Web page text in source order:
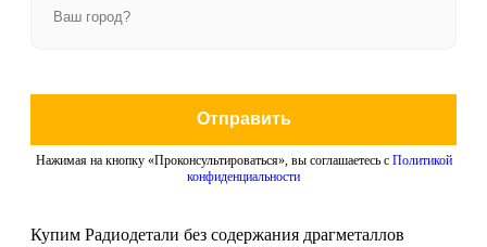
Отправить
Нажимая на кнопку «Проконсультироваться», вы соглашаетесь с Политикой
конфиденциальности
Купим Радиодетали без содержания драгметаллов